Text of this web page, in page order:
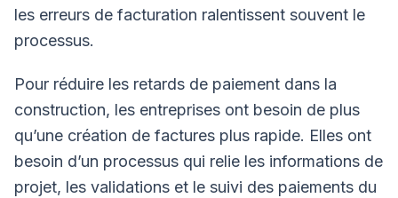
les erreurs de facturation ralentissent souvent le
processus.
Pour réduire les retards de paiement dans la
construction, les entreprises ont besoin de plus
qu’une création de factures plus rapide. Elles ont
besoin d’un processus qui relie les informations de
projet, les validations et le suivi des paiements du